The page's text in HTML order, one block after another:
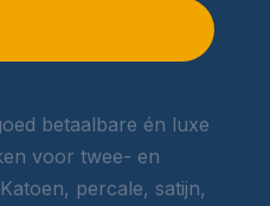
betaalbare én luxe
voor twee- en
percale, satijn,